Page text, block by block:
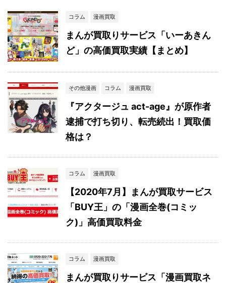
コラム 漫画買取
まんが買取りサービス「いーあきん
ど」の高価買取実績【まとめ】
その他漫画 コラム 漫画買取
『アクタージュ act-age』が原作者
逮捕で打ち切り、転売続出！買取価
格は？
コラム 漫画買取
【2020年7月】まんが買取サービス
「BUY王」の「漫画全巻(コミッ
ク)」高価買取料金
コラム 漫画買取
まんが買取りサービス「漫画買取ネ